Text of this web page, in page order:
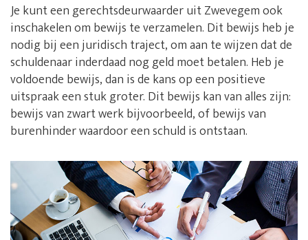
Je kunt een gerechtsdeurwaarder uit Zwevegem ook
inschakelen om bewijs te verzamelen. Dit bewijs heb je
nodig bij een juridisch traject, om aan te wijzen dat de
schuldenaar inderdaad nog geld moet betalen. Heb je
voldoende bewijs, dan is de kans op een positieve
uitspraak een stuk groter. Dit bewijs kan van alles zijn:
bewijs van zwart werk bijvoorbeeld, of bewijs van
burenhinder waardoor een schuld is ontstaan.